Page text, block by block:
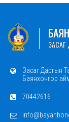
Засаг Даргын
Баянхонгор
70442616